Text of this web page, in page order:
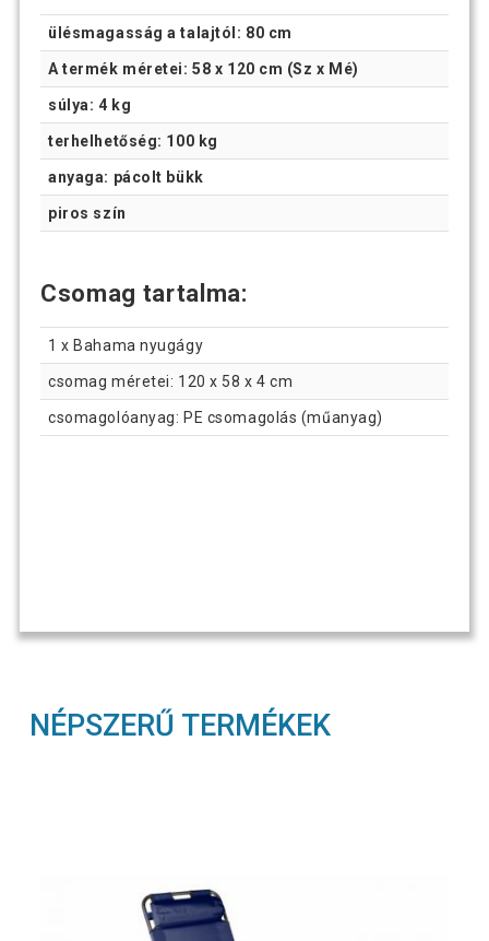
ülésmagasság a talajtól: 80 cm
A termék méretei: 58 x 120 cm (Sz x Mé)
súlya: 4 kg
terhelhetőség: 100 kg
anyaga: pácolt bükk
piros szín
Csomag tartalma:
1 x Bahama nyugágy
csomag méretei: 120 x 58 x 4 cm
csomagolóanyag: PE csomagolás (műanyag)
NÉPSZERŰ TERMÉKEK